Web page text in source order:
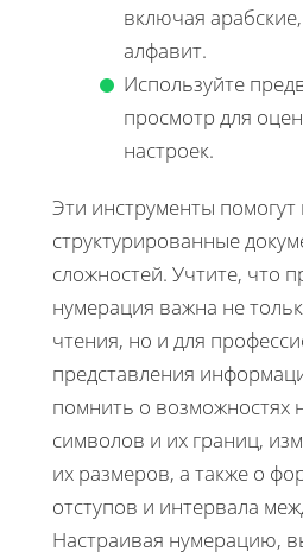
включая
алфавит.
Используйте
просмотр для
настроек.
Эти инструменты помогут
структурированные
сложностей. Учтите, что
нумерация важна не
чтения, но и для
представления
помнить о возможностях
символов и их границ,
их размеров, а также о
отступов и интервала
Настраивая нумерацию,